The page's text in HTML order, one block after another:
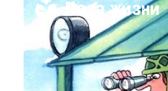
Поза жизни